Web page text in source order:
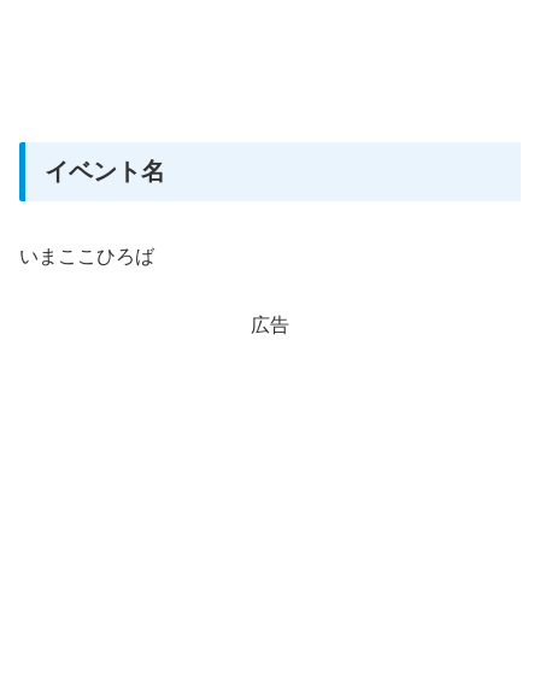
イベント名
いまここひろば
広告